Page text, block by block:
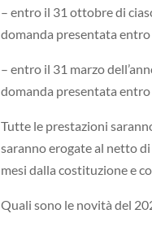
– entro il 31 ottobre di
domanda presentata
– entro il 31 marzo
domanda presentata
Tutte le prestazioni
saranno erogate al netto
mesi dalla costituzione e
Quali sono le novità del